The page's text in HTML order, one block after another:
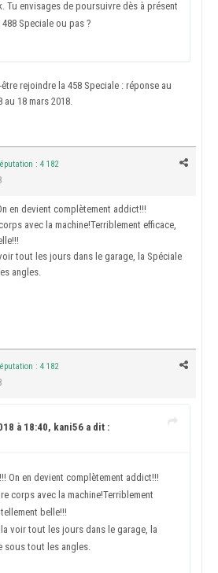
Tu envisages de poursuivre dès à présent
Speciale ou pas ?
rejoindre la 458 Speciale : réponse au
au 18 mars 2018.
: 4 182
en devient complètement addict!!!
avec la machine!Terriblement efficace,
tout les jours dans le garage, la Spéciale
angles.
: 4 182
à 18:40, kani56 a dit :
On en devient complètement addict!!!
corps avec la machine!Terriblement
belle!!!
la voir tout les jours dans le garage, la
sous tout les angles.